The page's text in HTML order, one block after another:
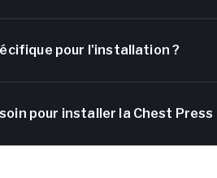
pour l'installation ?
pour installer la Chest Press